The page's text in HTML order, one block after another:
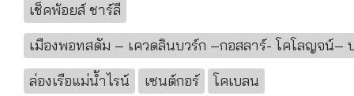
เช็คพ้อยส์ ชาร์ลี
เมืองพอทสดัม – เควดลินบวร์ก –กอสลาร์- โคโลญจน์–
ล่องเรือแม่น้ำไรน์
เซนต์กอร์ โคเบลน